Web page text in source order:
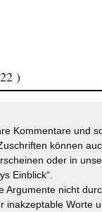
)
Kommentare und
können
oder in
Einblick“.
Argumente nicht
inakzeptable Worte